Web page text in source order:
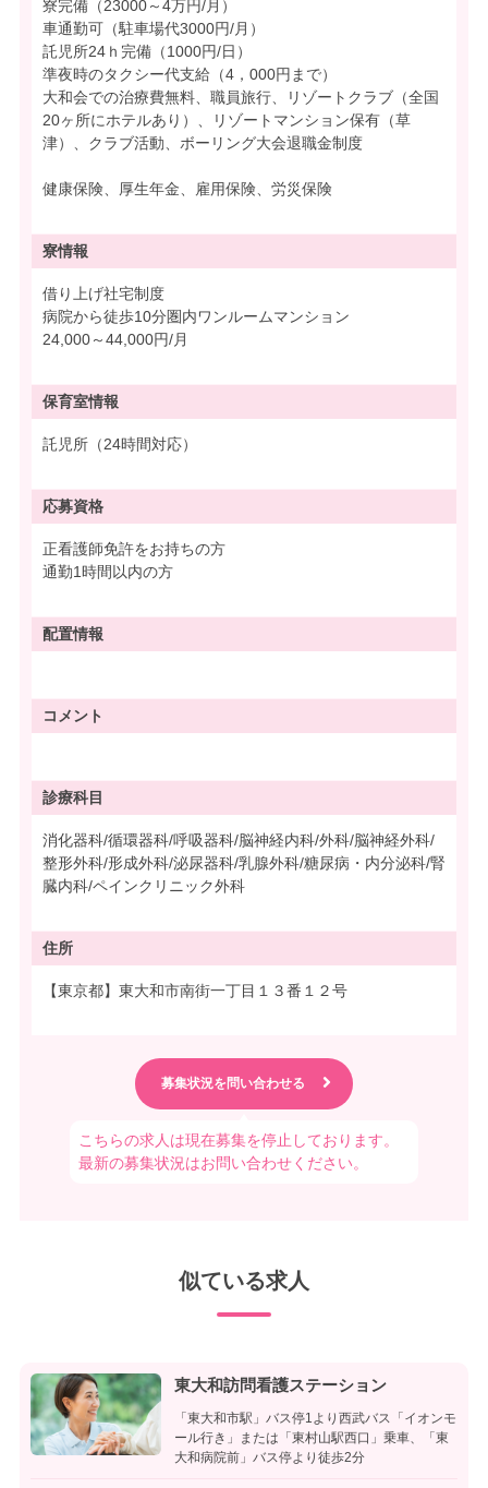
寮完備（23000～4万円/月）
車通勤可（駐車場代3000円/月）
託児所24ｈ完備（1000円/日）
準夜時のタクシー代支給（4，000円まで）
大和会での治療費無料、職員旅行、リゾートクラブ（全国
20ヶ所にホテルあり）、リゾートマンション保有（草
津）、クラブ活動、ボーリング大会退職金制度
健康保険、厚生年金、雇用保険、労災保険
寮情報
借り上げ社宅制度
病院から徒歩10分圏内ワンルームマンション
24,000～44,000円/月
保育室情報
託児所（24時間対応）
応募資格
正看護師免許をお持ちの方
通勤1時間以内の方
配置情報
コメント
診療科目
消化器科/循環器科/呼吸器科/脳神経内科/外科/脳神経外科/
整形外科/形成外科/泌尿器科/乳腺外科/糖尿病・内分泌科/腎
臓内科/ペインクリニック外科
住所
【東京都】東大和市南街一丁目１３番１２号
こちらの求人は現在募集を停止しております。
最新の募集状況はお問い合わせください。
似ている求人
東大和訪問看護ステーション
「東大和市駅」バス停1より西武バス「イオンモ
ール行き」または「東村山駅西口」乗車、「東
大和病院前」バス停より徒歩2分